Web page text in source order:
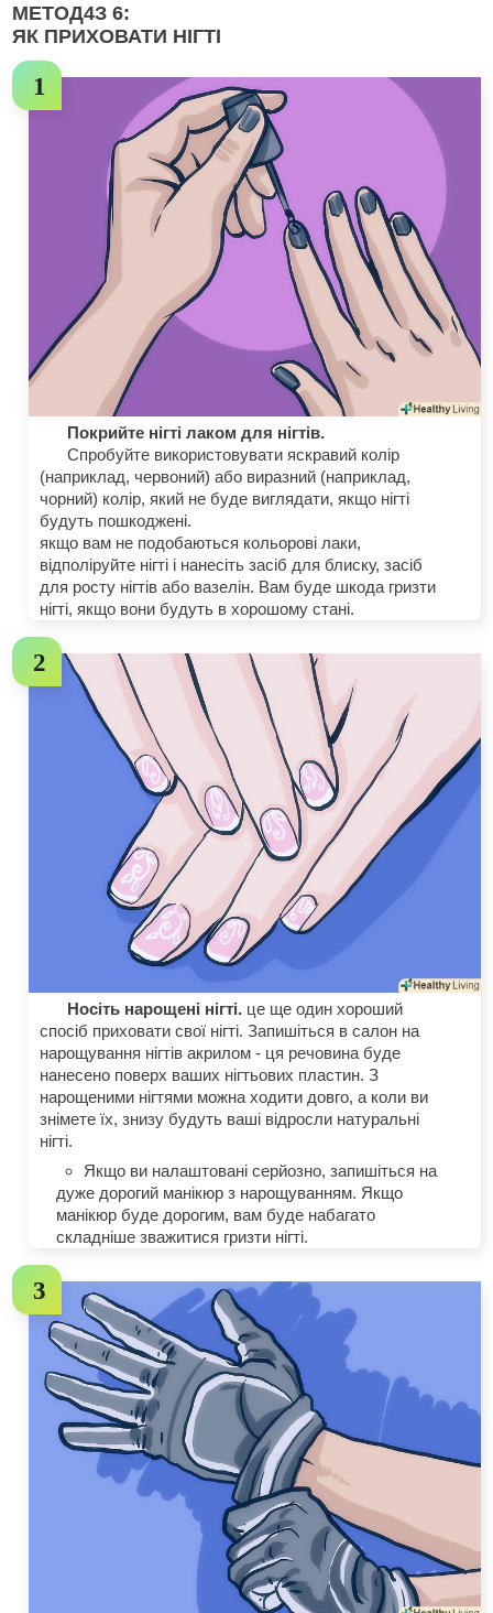
МЕТОД4З 6:
ЯК ПРИХОВАТИ НІГТІ
Покрийте нігті лаком для нігтів.
Спробуйте використовувати яскравий колір
(наприклад, червоний) або виразний (наприклад,
чорний) колір, який не буде виглядати, якщо нігті
будуть пошкоджені.
якщо вам не подобаються кольорові лаки,
відполіруйте нігті і нанесіть засіб для блиску, засіб
для росту нігтів або вазелін. Вам буде шкода гризти
нігті, якщо вони будуть в хорошому стані.
Носіть нарощені нігті. це ще один хороший
спосіб приховати свої нігті. Запишіться в салон на
нарощування нігтів акрилом - ця речовина буде
нанесено поверх ваших нігтьових пластин. З
нарощеними нігтями можна ходити довго, а коли ви
знімете їх, знизу будуть ваші відросли натуральні
нігті.
Якщо ви налаштовані серйозно, запишіться на
дуже дорогий манікюр з нарощуванням. Якщо
манікюр буде дорогим, вам буде набагато
складніше зважитися гризти нігті.